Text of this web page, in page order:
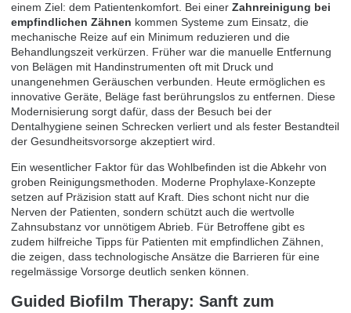
einem Ziel: dem Patientenkomfort. Bei einer Zahnreinigung bei
empfindlichen Zähnen kommen Systeme zum Einsatz, die
mechanische Reize auf ein Minimum reduzieren und die
Behandlungszeit verkürzen. Früher war die manuelle Entfernung
von Belägen mit Handinstrumenten oft mit Druck und
unangenehmen Geräuschen verbunden. Heute ermöglichen es
innovative Geräte, Beläge fast berührungslos zu entfernen. Diese
Modernisierung sorgt dafür, dass der Besuch bei der
Dentalhygiene seinen Schrecken verliert und als fester Bestandteil
der Gesundheitsvorsorge akzeptiert wird.
Ein wesentlicher Faktor für das Wohlbefinden ist die Abkehr von
groben Reinigungsmethoden. Moderne Prophylaxe-Konzepte
setzen auf Präzision statt auf Kraft. Dies schont nicht nur die
Nerven der Patienten, sondern schützt auch die wertvolle
Zahnsubstanz vor unnötigem Abrieb. Für Betroffene gibt es
zudem hilfreiche Tipps für Patienten mit empfindlichen Zähnen,
die zeigen, dass technologische Ansätze die Barrieren für eine
regelmässige Vorsorge deutlich senken können.
Guided Biofilm Therapy: Sanft zum